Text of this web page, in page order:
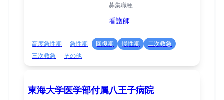
募集職種
看護師
高度急性期 急性期 回復期 慢性期
二次救急
三次救急
その他
東海大学医学部付属八王子病院